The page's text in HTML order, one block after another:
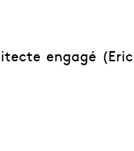
engagé (Eric